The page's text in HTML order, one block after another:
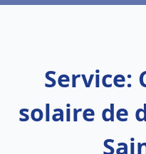
Service:
solaire de